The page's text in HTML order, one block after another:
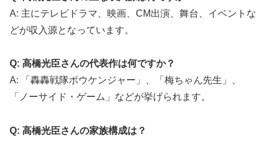
A: 主にテレビドラマ、映画、CM出演、舞台、イベントな
どが収入源となっています。
Q: 高橋光臣さんの代表作は何ですか？
A: 「轟轟戦隊ボウケンジャー」、「梅ちゃん先生」、
「ノーサイド・ゲーム」などが挙げられます。
Q: 高橋光臣さんの家族構成は？